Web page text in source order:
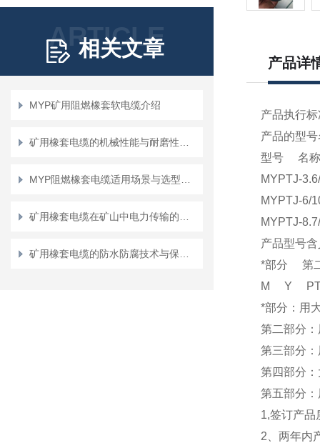
ARTICLE
相关文章
MYP矿用阻燃橡套软电缆介绍
产品详
产品执行
产品的型
型号 名
MYPTJ-
MYPTJ-6/
MYPTJ-
产品型号
*部分 第
M Y PT
*部分：用
第二部分
第三部分
第四部分
第五部分
1,签订产品
2、两年内